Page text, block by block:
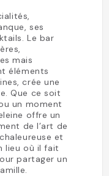
ses
Le bar
mais
éléments
crée une
Que ce soit
un moment
offre un
de l’art de
et
lieu où il fait
partager un